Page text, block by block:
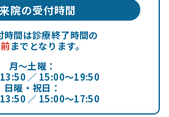
院の受付時間
時間は診療終了時間の
までとなります。
月～土曜：
／ 15:00～19:50
日曜・祝日：
／ 15:00～17:50